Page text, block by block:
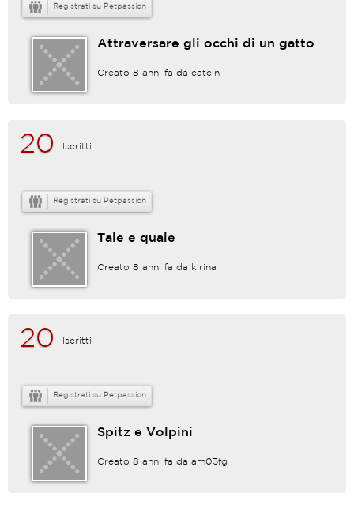
Registrati su Petpassion
Attraversare gli occhi di un gatto
Creato 8 anni fa da catcin
20 Iscritti
Registrati su Petpassion
Tale e quale
Creato 8 anni fa da kirina
20 Iscritti
Registrati su Petpassion
Spitz e Volpini
Creato 8 anni fa da am03fg